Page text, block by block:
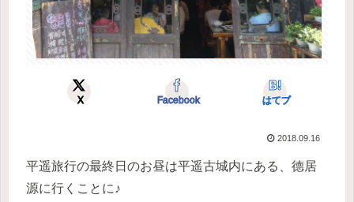
X Facebook はてブ
2018.09.16
平遥旅行の最終日のお昼は平遥古城内にある、德居
源に行くことに♪